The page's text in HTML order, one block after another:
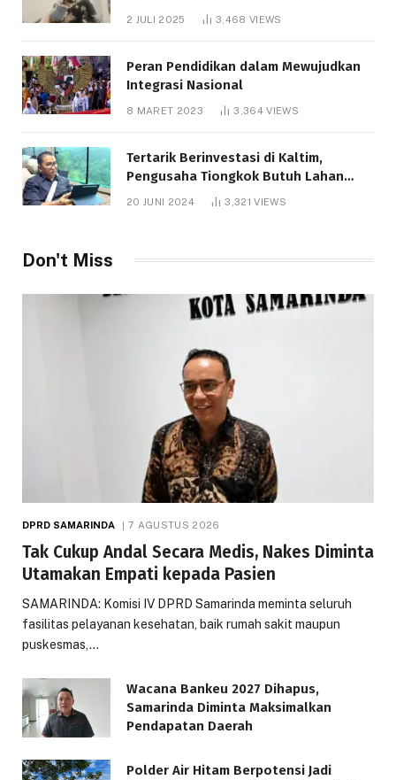
Bantuan Pendidikan Gratispol
2 JULI 2025 3,468 VIEWS
Peran Pendidikan dalam Mewujudkan
Integrasi Nasional
8 MARET 2023 3,364VIEWS
Tertarik Berinvestasi di Kaltim,
Pengusaha Tiongkok Butuh Lahan
20 JUNI 2024 3,321VIEWS
Don't Miss
DPRD SAMARINDA 7 AGUSTUS 2026
Tak Cukup Andal Secara Medis, Nakes Diminta
Utamakan Empati kepada Pasien
SAMARINDA: Komisi IV DPRD Samarinda meminta seluruh
fasilitas pelayanan kesehatan, baik rumah sakit maupun
puskesmas,…
Wacana Bankeu 2027 Dihapus,
Samarinda Diminta Maksimalkan
Pendapatan Daerah
Polder Air Hitam Berpotensi Jadi